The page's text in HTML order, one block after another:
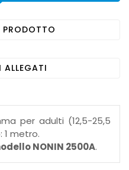
PRODOTTO
ALLEGATI
per adulti (12,5-25,5
1 metro.
NONIN 2500A.